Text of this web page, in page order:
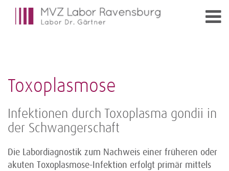
Toxoplasmose
Infektionen durch Toxoplasma gondii in
der Schwangerschaft
Die Labordiagnostik zum Nachweis einer früheren oder
akuten Toxoplasmose-Infektion erfolgt primär mittels